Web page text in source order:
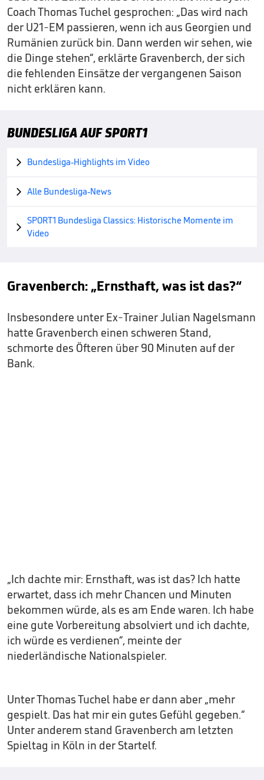
Coach Thomas Tuchel gesprochen: „Das wird nach
der U21-EM passieren, wenn ich aus Georgien und
Rumänien zurück bin. Dann werden wir sehen, wie
die Dinge stehen“, erklärte Gravenberch, der sich
die fehlenden Einsätze der vergangenen Saison
nicht erklären kann.
BUNDESLIGA AUF SPORT1
 Bundesliga-Highlights im Video
 Alle Bundesliga-News

SPORT1 Bundesliga Classics: Historische Momente im
Video
Gravenberch: „Ernsthaft, was ist das?“
Insbesondere unter Ex-Trainer Julian Nagelsmann
hatte Gravenberch einen schweren Stand,
schmorte des Öfteren über 90 Minuten auf der
Bank.
„Ich dachte mir: Ernsthaft, was ist das? Ich hatte
erwartet, dass ich mehr Chancen und Minuten
bekommen würde, als es am Ende waren. Ich habe
eine gute Vorbereitung absolviert und ich dachte,
ich würde es verdienen“, meinte der
niederländische Nationalspieler.
Unter Thomas Tuchel habe er dann aber „mehr
gespielt. Das hat mir ein gutes Gefühl gegeben.“
Unter anderem stand Gravenberch am letzten
Spieltag in Köln in der Startelf.